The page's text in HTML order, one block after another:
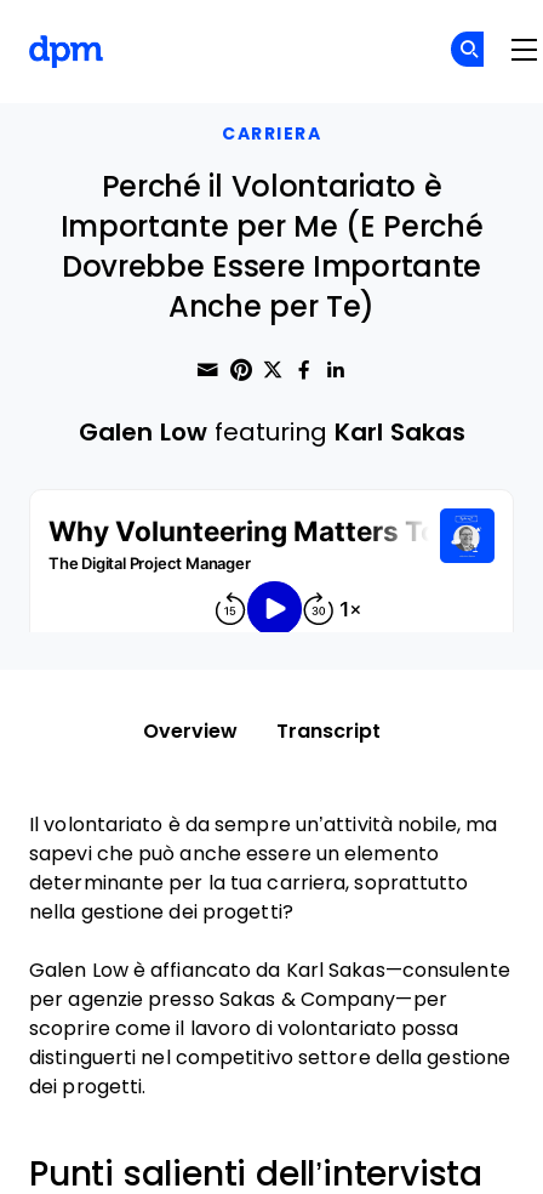
CARRIERA
Perché il Volontariato è
Importante per Me (E Perché
Dovrebbe Essere Importante
Anche per Te)
Share through Email
Print this page
Share on Pinterest
Share on Twitter
Share on
Galen Lowfeaturing Karl Sakas
Overview Transcript
Il volontariato è da sempre un’attività nobile, ma
sapevi che può anche essere un elemento
determinante per la tua carriera, soprattutto
nella gestione dei progetti?
Galen Low è affiancato da Karl Sakas—consulente
per agenzie presso Sakas & Company—per
scoprire come il lavoro di volontariato possa
distinguerti nel competitivo settore della gestione
dei progetti.
Punti salienti dell’intervista